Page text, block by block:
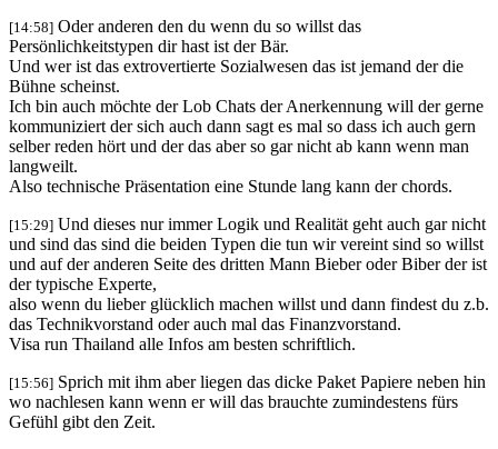
[14:58] Oder anderen den du wenn du so willst das
Persönlichkeitstypen dir hast ist der Bär.
Und wer ist das extrovertierte Sozialwesen das ist jemand der die
Bühne scheinst.
Ich bin auch möchte der Lob Chats der Anerkennung will der gerne
kommuniziert der sich auch dann sagt es mal so dass ich auch gern
selber reden hört und der das aber so gar nicht ab kann wenn man
langweilt.
Also technische Präsentation eine Stunde lang kann der chords.
[15:29] Und dieses nur immer Logik und Realität geht auch gar nicht
und sind das sind die beiden Typen die tun wir vereint sind so willst
und auf der anderen Seite des dritten Mann Bieber oder Biber der ist
der typische Experte,
also wenn du lieber glücklich machen willst und dann findest du z.b.
das Technikvorstand oder auch mal das Finanzvorstand.
Visa run Thailand alle Infos am besten schriftlich.
[15:56] Sprich mit ihm aber liegen das dicke Paket Papiere neben hin
wo nachlesen kann wenn er will das brauchte zumindestens fürs
Gefühl gibt den Zeit.